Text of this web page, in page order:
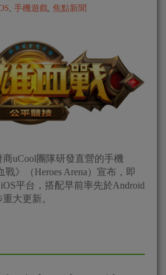
手機遊戲 焦點新聞
uCool團隊研發直營的手機
》（Heroes Arena）宣布，即
平台，搭配早前率先於Android
大更新。